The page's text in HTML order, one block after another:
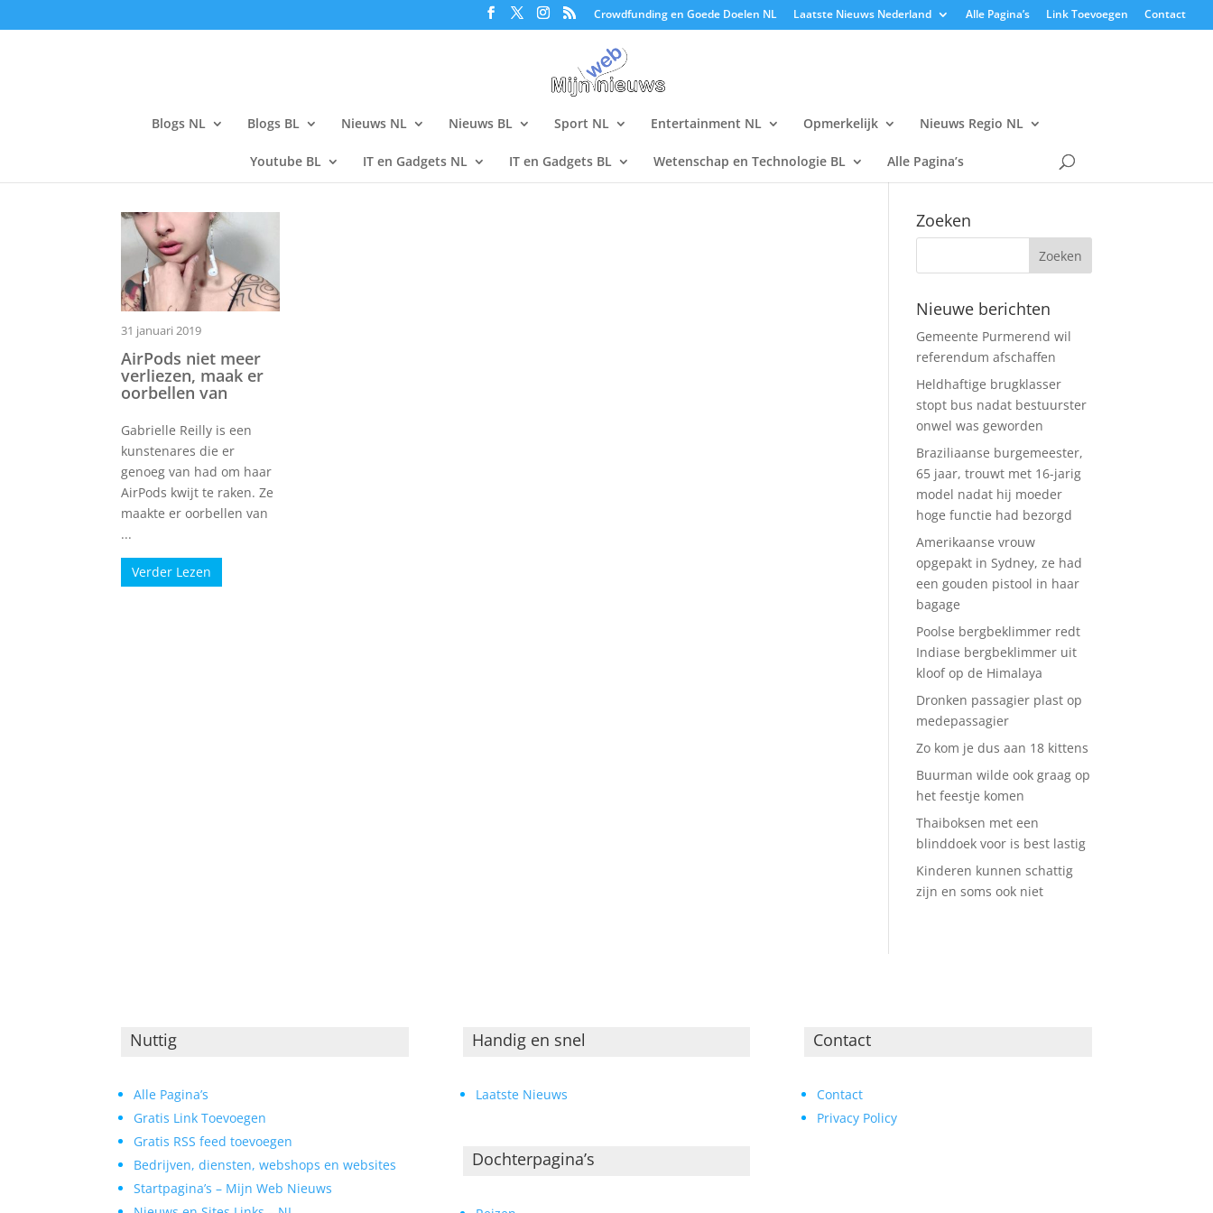
Crowdfunding en Goede Doelen NL Laatste Nieuws Nederland Alle Pagina’s Link Toevoegen Contact
Blogs NL Blogs BL Nieuws NL Nieuws BL Sport NL Entertainment NL Opmerkelijk Nieuws Regio NL
Youtube BL IT en Gadgets NL IT en Gadgets BL Wetenschap en Technologie BL Alle Pagina’s
31 januari 2019
AirPods niet meer
verliezen, maak er
oorbellen van
Gabrielle Reilly is een
kunstenares die er
genoeg van had om haar
AirPods kwijt te raken. Ze
maakte er oorbellen van
...
Verder Lezen
Zoeken
Nieuwe berichten
Gemeente Purmerend wil
referendum afschaffen
Heldhaftige brugklasser
stopt bus nadat bestuurster
onwel was geworden
Braziliaanse burgemeester,
65 jaar, trouwt met 16-jarig
model nadat hij moeder
hoge functie had bezorgd
Amerikaanse vrouw
opgepakt in Sydney, ze had
een gouden pistool in haar
bagage
Poolse bergbeklimmer redt
Indiase bergbeklimmer uit
kloof op de Himalaya
Dronken passagier plast op
medepassagier
Zo kom je dus aan 18 kittens
Buurman wilde ook graag op
het feestje komen
Thaiboksen met een
blinddoek voor is best lastig
Kinderen kunnen schattig
zijn en soms ook niet
Nuttig
Alle Pagina’s
Gratis Link Toevoegen
Gratis RSS feed toevoegen
Bedrijven, diensten, webshops en websites
Startpagina’s – Mijn Web Nieuws
Handig en snel
Laatste Nieuws
Dochterpagina’s
Contact
Contact
Privacy Policy